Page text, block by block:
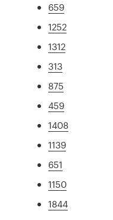
659
1252
1312
313
875
459
1408
1139
651
1150
1844